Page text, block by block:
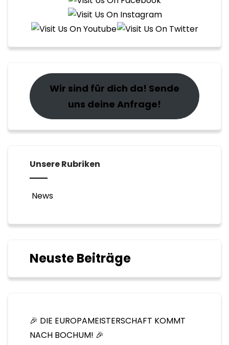
Wir sind für dich da! Sende
uns deine Anfrage!
Unsere Rubriken
News
Neuste Beiträge
🎉 DIE EUROPAMEISTERSCHAFT KOMMT
NACH BOCHUM! 🎉